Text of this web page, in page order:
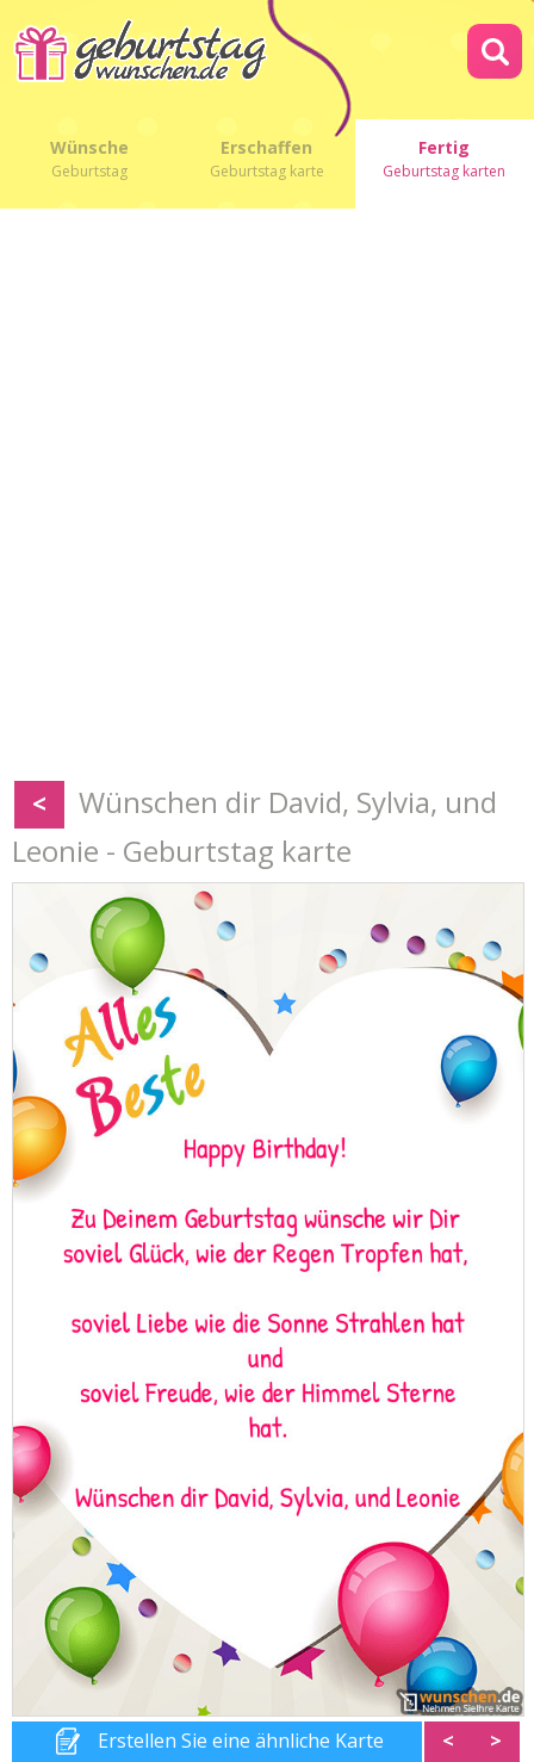
Wünsche
Geburtstag
Erschaffen
Geburtstag karte
Fertig
Geburtstag karten
<
Wünschen dir David, Sylvia, und
Leonie - Geburtstag karte
Erstellen Sie eine ähnliche Karte < >